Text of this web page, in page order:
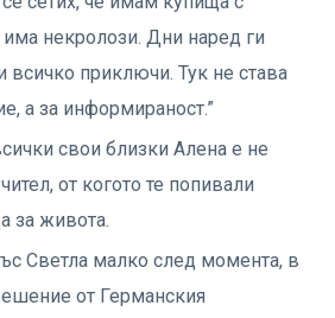
некролози. Дни наред ги
всичко приключи. Тук не става
а за информираност.”
свои близки Алена е не
от когото те попивали
за живота.
Светла малко след момента, в
от Германския